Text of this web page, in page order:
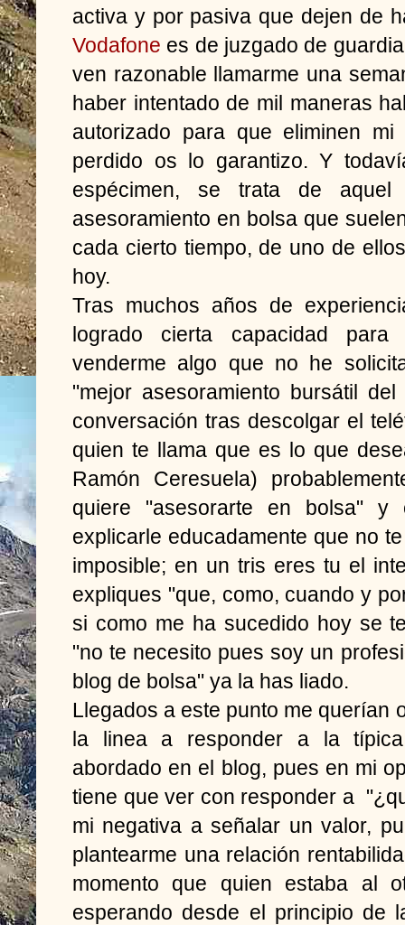
activa y por pasiva que dejen de
Vodafone es de juzgado de
ven razonable llamarme una
haber intentado de mil maneras
autorizado para que eliminen
perdido os lo garantizo. Y
espécimen, se trata de
asesoramiento en bolsa que
cada cierto tiempo, de uno de
hoy.
Tras muchos años de
logrado cierta capacidad para
venderme algo que no he
"mejor asesoramiento bursátil
conversación tras descolgar el
quien te llama que es lo que
Ramón Ceresuela)
quiere "asesorarte en bolsa"
explicarle educadamente que no
imposible; en un tris eres tu el
expliques "que, como, cuando y
si como me ha sucedido hoy se
"no te necesito pues soy un
blog de bolsa" ya la has liado.
Llegados a este punto me querían
la linea a responder a la
abordado en el blog, pues en mi
tiene que ver con responder a
mi negativa a señalar un valor,
plantearme una relación
momento que quien estaba al
esperando desde el principio de